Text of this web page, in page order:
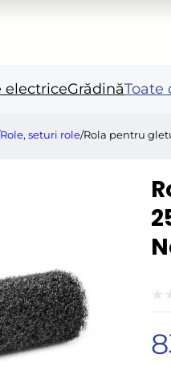
electriceGrădinăToate
Role, seturi role/Rola pentru
la